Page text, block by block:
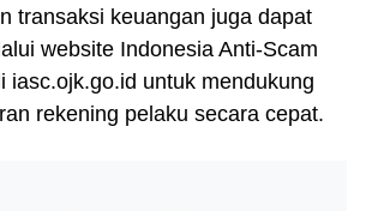
transaksi keuangan juga dapat
website Indonesia Anti-Scam
iasc.ojk.go.id untuk mendukung
rekening pelaku secara cepat.